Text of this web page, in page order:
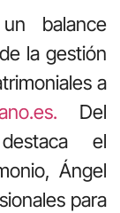
balance
la gestión
a
Del
el
Ángel
para